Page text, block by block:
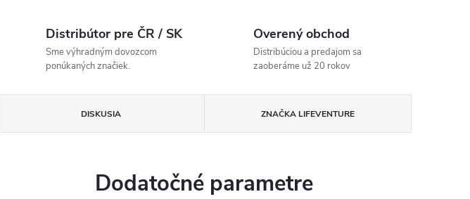
Distribútor pre ČR / SK
Sme výhradným dovozcom
ponúkaných značiek.
Overený obchod
Distribúciou a predajom sa
zaoberáme už 20 rokov
DISKUSIA ZNAČKALIFEVENTURE
Dodatočné parametre